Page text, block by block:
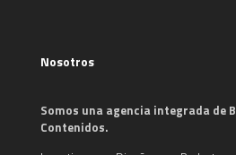
Nosotros
Somos una agencia integrada de
Contenidos.